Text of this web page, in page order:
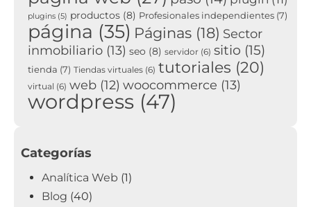
plugins (5) productos (8) Profesionales independientes (7)
página (35) Páginas (18) Sector
inmobiliario (13) seo (8) servidor (6) sitio (15)
tienda (7) Tiendas virtuales (6) tutoriales (20)
virtual (6) web (12) woocommerce (13)
wordpress (47)
Categorías
Analítica Web (1)
Blog (40)